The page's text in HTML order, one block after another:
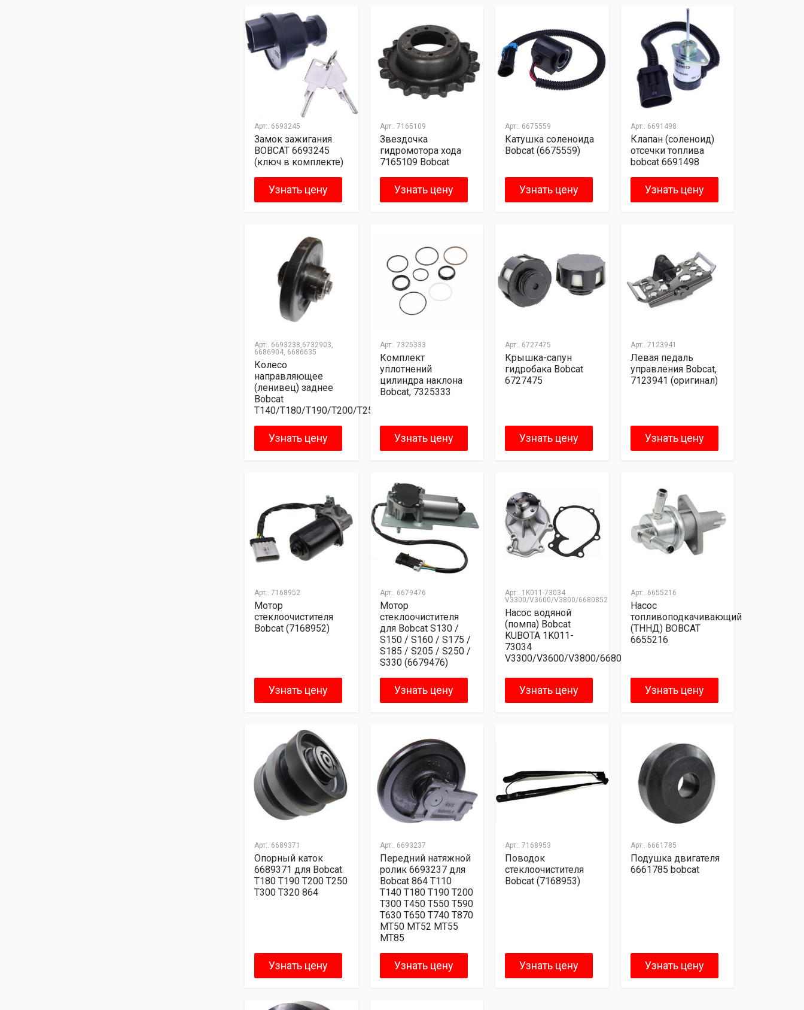
Арт:. 6693245
Замок зажигания
BOBCAT 6693245
(ключ в комплекте)
Узнать цену
Арт:. 7165109
Звездочка
гидромотора хода
7165109 Bobcat
Узнать цену
Арт:. 6675559
Катушка соленоида
Bobcat (6675559)
Узнать цену
Арт:. 6691498
Клапан (соленоид)
отсечки топлива
bobcat 6691498
Узнать цену
Арт:. 6693238,6732903,
6686904, 6686635
Колесо
направляющее
(ленивец) заднее
Bobcat
T140/T180/T190/T200/T250/T300/T320
Узнать цену
Арт:. 7325333
Комплект
уплотнений
цилиндра наклона
Bobcat, 7325333
Узнать цену
Арт:. 6727475
Крышка-сапун
гидробака Bobcat
6727475
Узнать цену
Арт:. 7123941
Левая педаль
управления Bobcat,
7123941 (оригинал)
Узнать цену
Арт:. 7168952
Мотор
стеклоочистителя
Bobcat (7168952)
Узнать цену
Арт:. 6679476
Мотор
стеклоочистителя
для Bobcat S130 /
S150 / S160 / S175 /
S185 / S205 / S250 /
S330 (6679476)
Узнать цену
Арт:. 1K011-73034
V3300/V3600/V3800/6680852
Насос водяной
(помпа) Bobcat
KUBOTA 1K011-
73034
V3300/V3600/V3800/6680852
Узнать цену
Арт:. 6655216
Насос
топливоподкачивающий
(ТННД) BOBCAT
6655216
Узнать цену
Арт:. 6689371
Опорный каток
6689371 для Bobcat
T180 T190 T200 T250
T300 T320 864
Узнать цену
Арт:. 6693237
Передний натяжной
ролик 6693237 для
Bobcat 864 T110
T140 T180 T190 T200
T300 T450 T550 T590
T630 T650 T740 T870
MT50 MT52 MT55
MT85
Узнать цену
Арт:. 7168953
Поводок
стеклоочистителя
Bobcat (7168953)
Узнать цену
Арт:. 6661785
Подушка двигателя
6661785 bobcat
Узнать цену